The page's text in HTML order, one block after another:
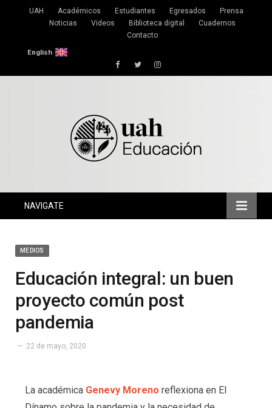
UAH Académicos Estudiantes Egresados
Prensa
Noticias
Videos Biblioteca digital
Cuadernos
Contacto
English
FacebookTwitterInstagram
NAVIGATE
MEDIOS
Educación integral: un buen
proyecto común post
pandemia
22 de mayo, 2020
La académica Genevy Moreno reflexiona en El